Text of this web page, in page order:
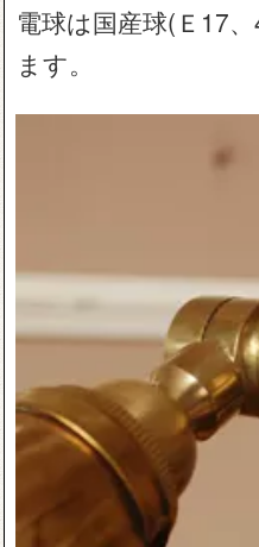
電球は国産球(Ｅ17
ます。